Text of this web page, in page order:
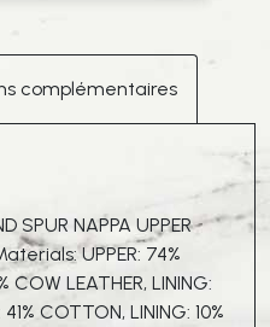
complémentaires
SPUR NAPPA UPPER
UPPER: 74%
COW LEATHER, LINING:
COTTON, LINING: 10%